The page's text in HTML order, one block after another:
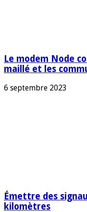
Le modem Node
maillé et les
6 septembre 2023
Émettre des
kilomètres